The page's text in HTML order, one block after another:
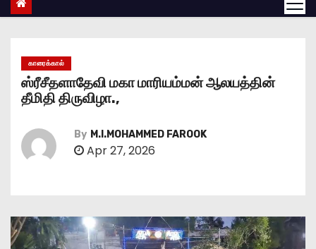
காரைக்கால்
ஸ்ரீசீதளாதேவி மகா மாரியம்மன் ஆலயத்தின்
தீமிதி திருவிழா.,
By M.I.MOHAMMED FAROOK
Apr 27, 2026